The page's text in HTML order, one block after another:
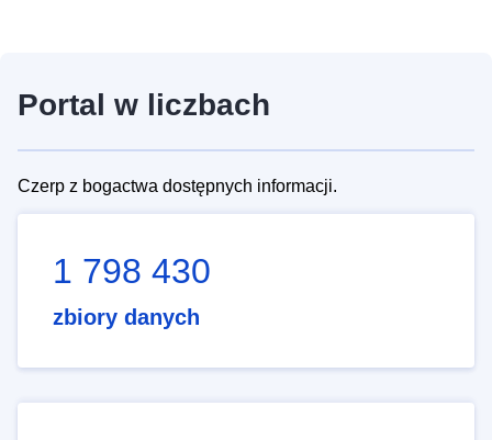
Portal w liczbach
Czerp z bogactwa dostępnych informacji.
1 798 430
zbiory danych